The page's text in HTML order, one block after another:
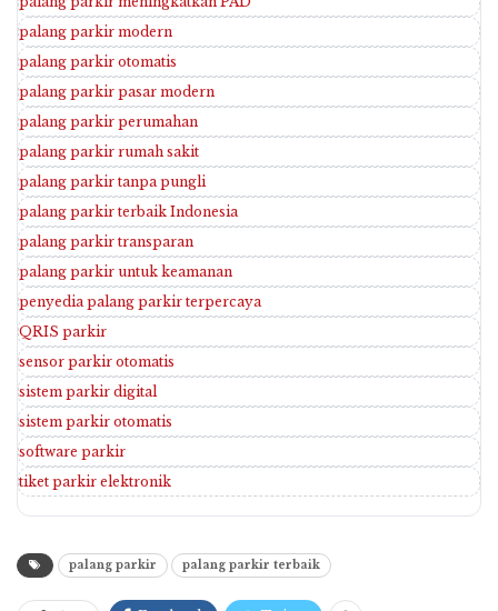
palang parkir modern
palang parkir otomatis
palang parkir pasar modern
palang parkir perumahan
palang parkir rumah sakit
palang parkir tanpa pungli
palang parkir terbaik Indonesia
palang parkir transparan
palang parkir untuk keamanan
penyedia palang parkir terpercaya
QRIS parkir
sensor parkir otomatis
sistem parkir digital
sistem parkir otomatis
software parkir
tiket parkir elektronik
palang parkir palang parkir terbaik